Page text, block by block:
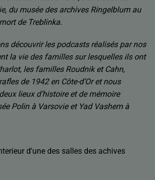
du musée des archives Ringelblum au
de Treblinka.
découvrir les podcasts réalisés par nos
la vie des familles sur lesquelles ils ont
les familles Roudnik et Cahn,
de 1942 en Côte-d’Or et nous
lieux d’histoire et de mémoire
Polin à Varsovie et Yad Vashem à
d'une des salles des achives